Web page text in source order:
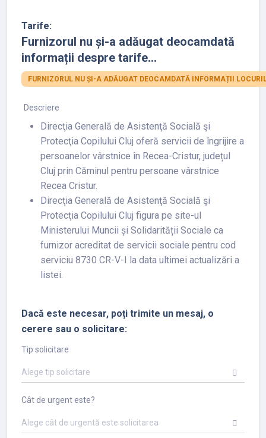
Tarife:
Furnizorul nu și-a adăugat deocamdată
informații despre tarife...
FURNIZORUL NU ȘI-A ADĂUGAT DEOCAMDATĂ INFORMAȚII
Descriere
Direcţia Generală de Asistenţă Socială şi
Protecţia Copilului Cluj oferă servicii de îngrijire a
persoanelor vârstnice în Recea-Cristur, județul
Cluj prin Căminul pentru persoane vârstnice
Recea Cristur.
Direcţia Generală de Asistenţă Socială şi
Protecţia Copilului Cluj figura pe site-ul
Ministerului Muncii și Solidarității Sociale ca
furnizor acreditat de servicii sociale pentru cod
serviciu 8730 CR-V-I la data ultimei actualizări a
listei.
Dacă este necesar, poți trimite un mesaj, o
cerere sau o solicitare:
Tip solicitare
Alege tip solicitare
Cât de urgent este?
Alege cât de urgentă este solicitarea